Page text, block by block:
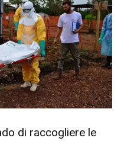
di raccogliere le